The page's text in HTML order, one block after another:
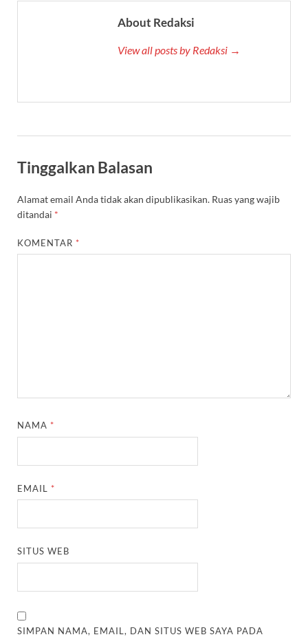
About Redaksi
View all posts by Redaksi →
Tinggalkan Balasan
Alamat email Anda tidak akan dipublikasikan. Ruas yang wajib
ditandai *
KOMENTAR *
NAMA *
EMAIL *
SITUS WEB
SIMPAN NAMA, EMAIL, DAN SITUS WEB SAYA PADA